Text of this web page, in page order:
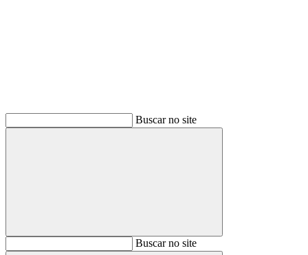
Buscar no site
BuscarBuscar no site